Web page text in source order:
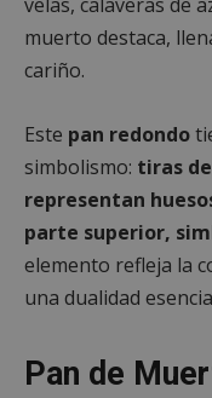
muerto destaca,
cariño.
Este pan redondo
simbolismo: tiras
representan
parte superior,
elemento refleja la
una dualidad
Pan de